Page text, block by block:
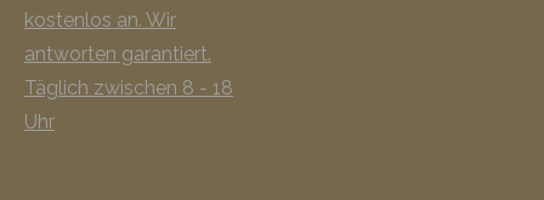
kostenlos an. Wir
antworten garantiert.
Täglich zwischen 8 - 18
Uhr